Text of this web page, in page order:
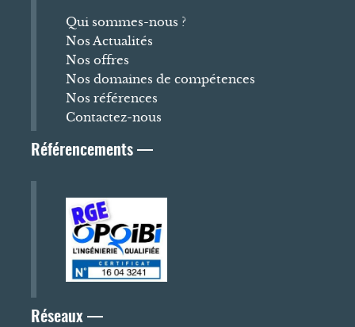
Qui sommes-nous ?
Nos Actualités
Nos offres
Nos domaines de compétences
Nos références
Contactez-nous
Référencements —
Réseaux —